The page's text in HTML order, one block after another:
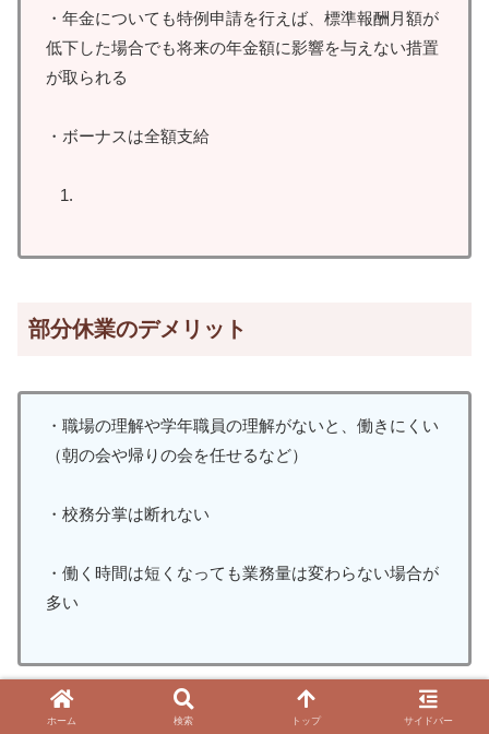
・年金についても特例申請を行えば、標準報酬月額が
低下した場合でも将来の年金額に影響を与えない措置
が取られる
・ボーナスは全額支給
部分休業のデメリット
・職場の理解や学年職員の理解がないと、働きにくい
（朝の会や帰りの会を任せるなど）
・校務分掌は断れない
・働く時間は短くなっても業務量は変わらない場合が
多い
ホーム 検索 トップ サイドバー